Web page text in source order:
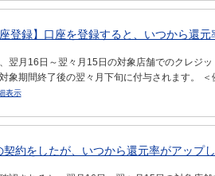
登録】口座を登録すると、いつから還元
翌月16日～翌々月15日の対象店舗でのクレジ
象期間終了後の翌々月下旬に付与されます。
表示
約をしたが、いつから還元率がアップし